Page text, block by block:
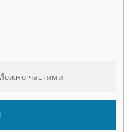
частями